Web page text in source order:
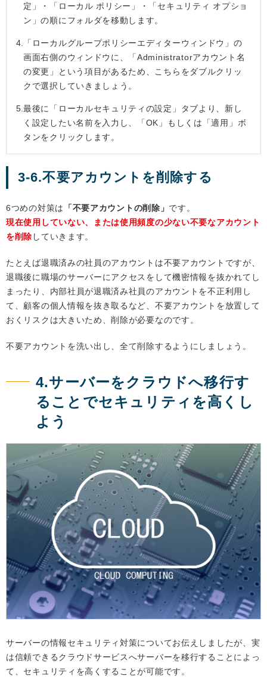
定」・「ローカル ポリシー」・「セキュリティ オプショ
ン」の順にフォルダを移動します。
「ローカルグループポリシーエディターウィンドウ」の
画面右側のウィンドウに、「Administratorアカウント名
の変更」という項目があるため、こちらをダブルクリッ
クで選択していきましょう。
最後に「ローカルセキュリティの設定」タブより、新し
く設定したい名前を入力し、「OK」もしくは「適用」ボ
タンをクリックします。
3-6.不要アカウントを削除する
6つめの対策は 「不要アカウントの削除」 です。
現在使用していない、または使用頻度の少ない不要なアカウント
を削除 していきます。
たとえば退職済みの社員のアカウントは不要アカウントですが、
退職後に職場のサーバーにアクセスをして機密情報を抜かれてし
まったり、内部社員が退職済み社員のアカウントを不正利用し
て、顧客の個人情報を抜き取るなど、不要アカウントを放置して
おくリスクは大きいため、削除が必要なのです。
不要アカウントを洗い出し、全て削除するようにしましょう。
4.サーバーをクラウドへ移行す
ることでセキュリティを高くし
よう
サーバーの情報セキュリティ対策についてお伝えしましたが、実
は信頼できるクラウドサービスへサーバーを移行することによっ
て、セキュリティを高くすることが可能です。